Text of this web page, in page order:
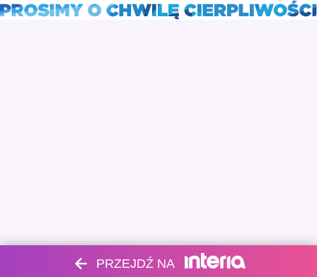
PRZEJDŹ NA